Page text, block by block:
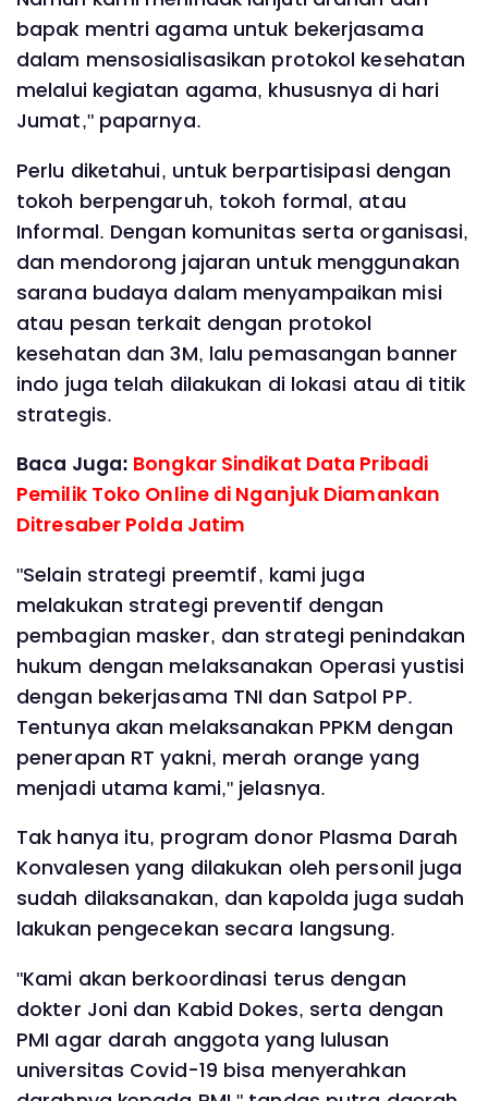
bapak mentri agama untuk bekerjasama
dalam mensosialisasikan protokol kesehatan
melalui kegiatan agama, khususnya di hari
Jumat," paparnya.
Perlu diketahui, untuk berpartisipasi dengan
tokoh berpengaruh, tokoh formal, atau
Informal. Dengan komunitas serta organisasi,
dan mendorong jajaran untuk menggunakan
sarana budaya dalam menyampaikan misi
atau pesan terkait dengan protokol
kesehatan dan 3M, lalu pemasangan banner
indo juga telah dilakukan di lokasi atau di titik
strategis.
Baca Juga: Bongkar Sindikat Data Pribadi
Pemilik Toko Online di Nganjuk Diamankan
Ditresaber Polda Jatim
"Selain strategi preemtif, kami juga
melakukan strategi preventif dengan
pembagian masker, dan strategi penindakan
hukum dengan melaksanakan Operasi yustisi
dengan bekerjasama TNI dan Satpol PP.
Tentunya akan melaksanakan PPKM dengan
penerapan RT yakni, merah orange yang
menjadi utama kami," jelasnya.
Tak hanya itu, program donor Plasma Darah
Konvalesen yang dilakukan oleh personil juga
sudah dilaksanakan, dan kapolda juga sudah
lakukan pengecekan secara langsung.
"Kami akan berkoordinasi terus dengan
dokter Joni dan Kabid Dokes, serta dengan
PMI agar darah anggota yang lulusan
universitas Covid-19 bisa menyerahkan